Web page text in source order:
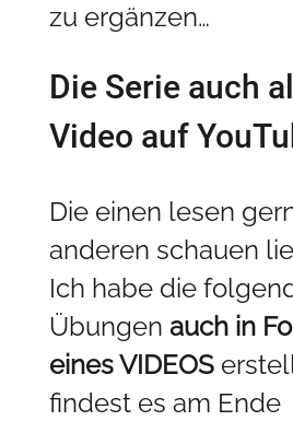
zu ergänzen…
Die Serie auch
Video auf
Die einen lesen
anderen schauen
Ich habe die
Übungen auch in
eines VIDEOS
findest es am Ende